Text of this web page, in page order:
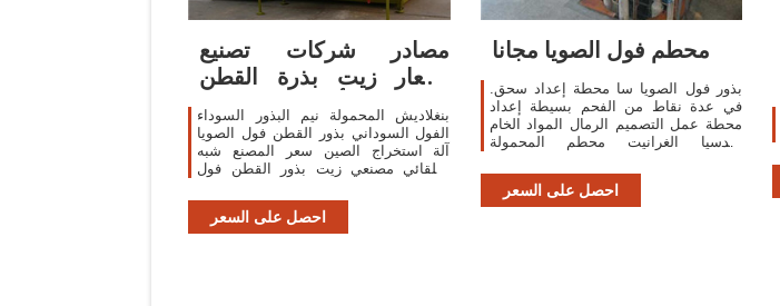
مصادر شركات تصنيع
أسعار زيت بذرة القطن
وأسعار زيت بذرة
بنغلاديش المحمولة نيم البذور السوداء
الفول السوداني بذور القطن فول الصويا
آلة استخراج الصين سعر المصنع شبه
التلقائي مصنعي زيت بذور القطن فول
us$-٤٬٠٠٠٫٠٠ us$ / مجموعات . 1
مجموعات (لمين
احصل على السعر
محطم فول الصويا مجانا
بذور فول الصويا سا محطة إعداد سحق.
في عدة نقاط من الفحم بسيطة إعداد
محطة عمل التصميم الرمال المواد الخام
هندسيا الغرانيت محطم المحمولة
Grain & Oil Machinery Co.,Ltd. آلة
محطم فول الصويا,زيت بذور آلة سحق
احصل على السعر